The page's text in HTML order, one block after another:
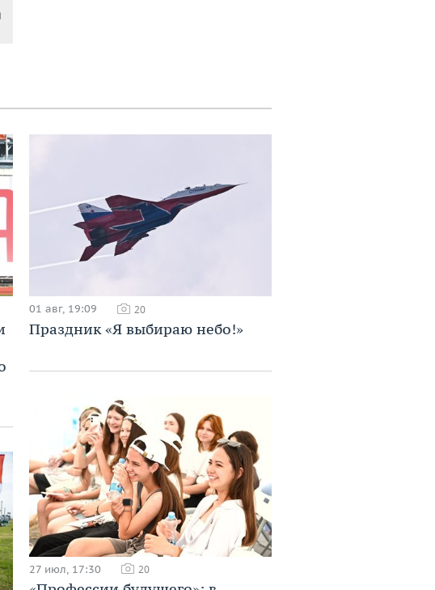
01 авг, 19:09 20
Праздник «Я выбираю небо!»
27 июл, 17:30 20